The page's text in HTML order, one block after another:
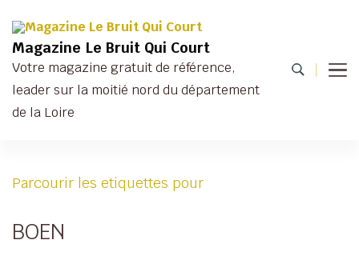
Magazine Le Bruit Qui Court
Votre magazine gratuit de référence,
leader sur la moitié nord du département
de la Loire
Parcourir les etiquettes pour
BOEN